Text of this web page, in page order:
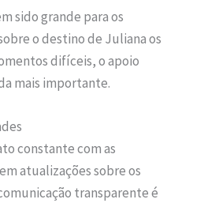
sido grande para os
o destino de Juliana os
difíceis, o apoio
mais importante.
constante com as
atualizações sobre os
transparente é